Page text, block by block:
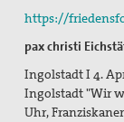
https://
pax christi
Ingolstadt I 4.
Ingolstadt "Wir
Uhr,